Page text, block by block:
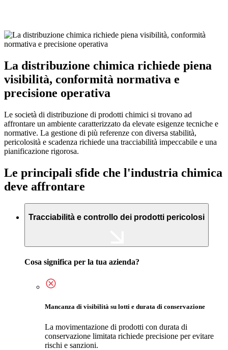
La distribuzione chimica richiede piena
visibilità, conformità normativa e
precisione operativa
Le società di distribuzione di prodotti chimici si trovano ad
affrontare un ambiente caratterizzato da elevate esigenze tecniche e
normative. La gestione di più referenze con diversa stabilità,
pericolosità e scadenza richiede una tracciabilità impeccabile e una
pianificazione rigorosa.
Le principali sfide che l'industria chimica
deve affrontare
Tracciabilità e controllo dei prodotti pericolosi
Cosa significa per la tua azienda?
Mancanza di visibilità su lotti e durata di conservazione
La movimentazione di prodotti con durata di
conservazione limitata richiede precisione per evitare
rischi e sanzioni.